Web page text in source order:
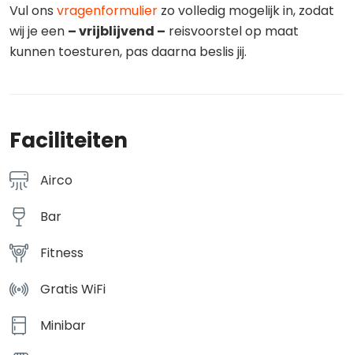
Vul ons vragenformulier zo volledig mogelijk in, zodat
wij je een – vrijblijvend – reisvoorstel op maat
kunnen toesturen, pas daarna beslis jij.
Faciliteiten
Airco
Bar
Fitness
Gratis WiFi
Minibar